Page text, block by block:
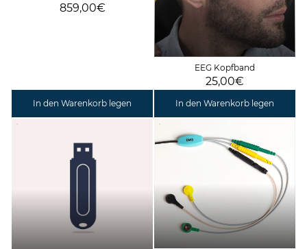
859,00€
In den Warenkorb legen
EEG Kopfband
25,00€
In den Warenkorb legen